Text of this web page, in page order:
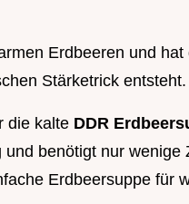
Erdbeeren und
Stärketrick entsteht.
die kalte DDR
benötigt nur wenige
Erdbeersuppe für